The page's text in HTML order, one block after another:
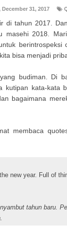
December 31, 2017
di tahun 2017.
masehi 2018.
berintrospeksi
bisa menjadi
budiman. Di
kutipan kata-kata
bagaimana
membaca
new year. Full of
tahun baru.